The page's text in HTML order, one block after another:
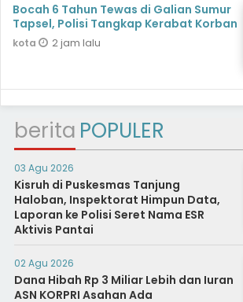
Bocah 6 Tahun Tewas di Galian Sumur
Tapsel, Polisi Tangkap Kerabat Korban
kota 2 jam lalu
berita POPULER
03 Agu 2026
Kisruh di Puskesmas Tanjung
Haloban, Inspektorat Himpun Data,
Laporan ke Polisi Seret Nama ESR
Aktivis Pantai
02 Agu 2026
Dana Hibah Rp 3 Miliar Lebih dan Iuran
ASN KORPRI Asahan Ada